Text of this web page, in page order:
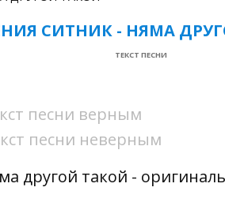
СИТНИК - НЯМА
ТЕКСТ ПЕСНИ
песни верным
песни неверным
другой такой -